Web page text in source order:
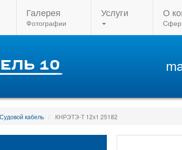
Галерея
Фотографии
Услуги О
Судовой кабель КНРЭТЭ-Т 12х1 25182